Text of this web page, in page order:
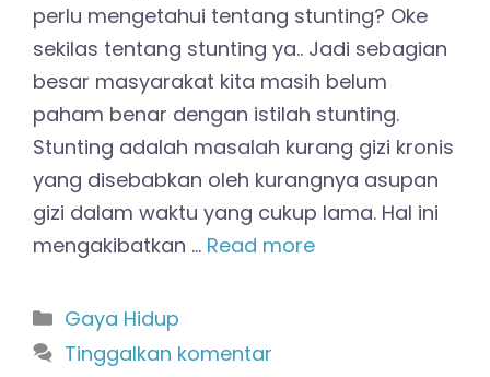
perlu mengetahui tentang stunting? Oke
sekilas tentang stunting ya.. Jadi sebagian
besar masyarakat kita masih belum
paham benar dengan istilah stunting.
Stunting adalah masalah kurang gizi kronis
yang disebabkan oleh kurangnya asupan
gizi dalam waktu yang cukup lama. Hal ini
mengakibatkan … Read more
Kategori
Gaya Hidup
Tinggalkan komentar